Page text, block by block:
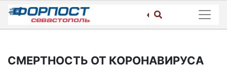
Skip
content
СМЕРТНОСТЬ ОТ КОРОНАВИРУСА